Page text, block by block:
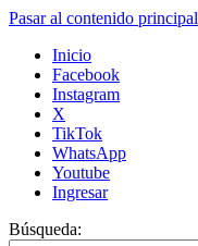
Pasar al contenido principal
Inicio
Facebook
Instagram
X
TikTok
WhatsApp
Youtube
Ingresar
Búsqueda: